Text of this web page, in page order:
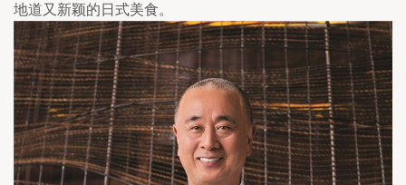
地道又新颖的日式美食。